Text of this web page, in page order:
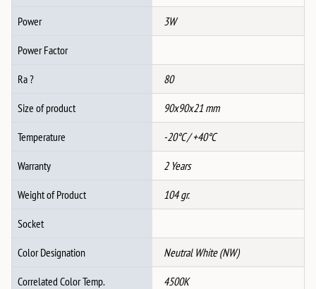
Power 3W
Power Factor
Ra ? 80
Size of product 90x90x21 mm
Temperature -20°C / +40°C
Warranty 2 Years
Weight of Product 104 gr.
Socket
Color Designation Neutral White (NW)
Correlated Color Temp. 4500K